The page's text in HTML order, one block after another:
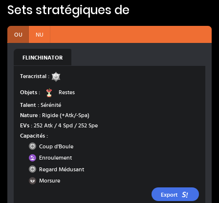
Sets stratégiques de
OU NU
FLINCHINATOR
Teracristal :
Objets : Restes
Talent : Sérénité
Nature : Rigide (+Atk/-Spa)
EVs : 252 Atk / 4 Spd / 252 Spe
Capacités :
Normal
Coup d'Boule
Poison
Enroulement
Normal
Regard Médusant
Ténèbres
Morsure
Export